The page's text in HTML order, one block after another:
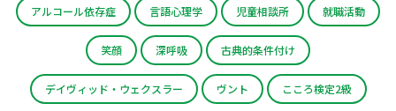
アルコール依存症 言語心理学 児童相談所 就職活動
笑顔 深呼吸 古典的条件付け
デイヴィッド・ウェクスラー ヴント こころ検定2級